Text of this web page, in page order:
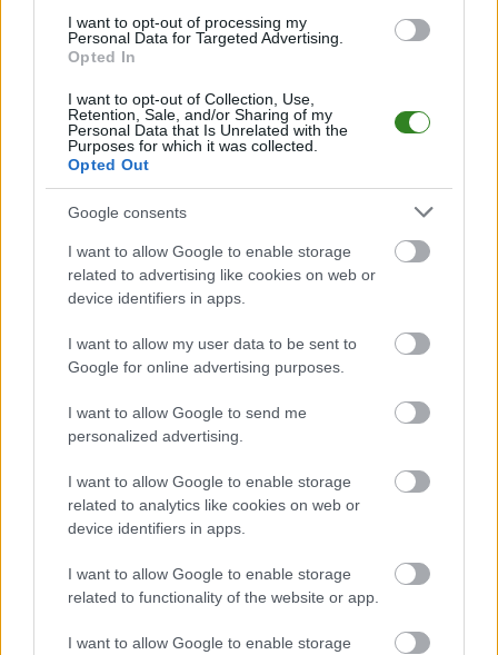
I want to opt-out of processing my
Personal Data for Targeted Advertising.
Opted In
I want to opt-out of Collection, Use,
Retention, Sale, and/or Sharing of my
Personal Data that Is Unrelated with the
Purposes for which it was collected.
Opted Out
Google consents
I want to allow Google to enable storage
related to advertising like cookies on web or
device identifiers in apps.
I want to allow my user data to be sent to
Google for online advertising purposes.
I want to allow Google to send me
personalized advertising.
I want to allow Google to enable storage
related to analytics like cookies on web or
device identifiers in apps.
I want to allow Google to enable storage
related to functionality of the website or app.
I want to allow Google to enable storage
Piłkarze Rotundy Krzeszów wczoraj rozpoczęli treningi przed
nowym sezonem. Sprawdźcie plan sparingów tej drużyny.
16 lipca z Bukową Jastkowice. &nbsp; Później zawodników z
Krzeszowa czekają sparingi z takimi klubami jak: Ol...
Plan sparingów
Rotundy Krzeszów
2016-01-25 12:50
Piłkarze Rotundy Krzeszów znają już plan przygotowań do
rozgrywek klasy A1 Stalowa Wola. &nbsp; Pierwszy mecz
sparingowy A-klasowa Rotunda Krzeszów rozegra 27 lutego z
Tanwią Wólka&nbsp;Tanewska. Tydzień wcześniej czeka ich gra
wewnątrzna. &nbsp; Kolejnymi rywalami Rotundy w sparingac...
Rotunda Krzeszów - wszystkie powiązane newsy